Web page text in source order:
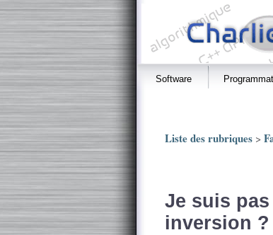
Software
Liste des rubriques >
Je suis
inversion ?